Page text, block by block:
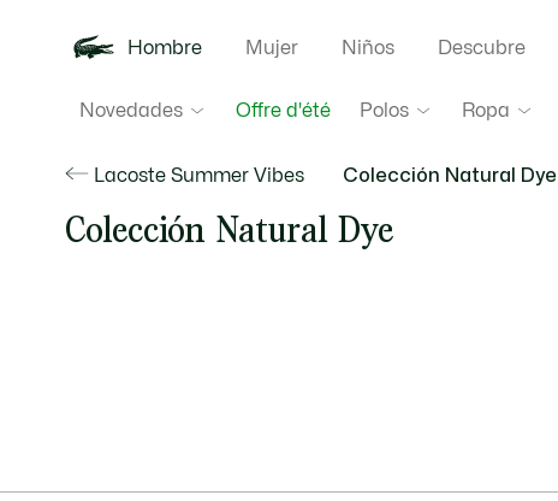
Hombre
Novedades Offre d'été Polos Ropa
Mujer Niños Descubre
Lacoste Summer Vibes Colección Natural Dye
Colección Natural Dye